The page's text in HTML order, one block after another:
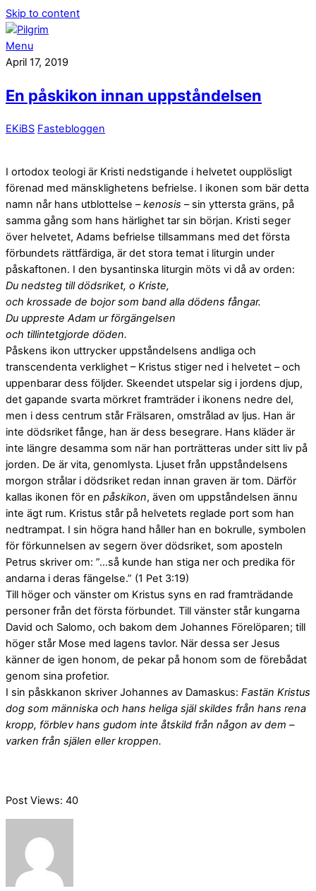
Skip to content
Menu
April 17, 2019
En påskikon innan uppståndelsen
EKiBS Fastebloggen
I ortodox teologi är Kristi nedstigande i helvetet oupplösligt
förenad med mänsklighetens befrielse. I ikonen som bär detta
namn når hans utblottelse –kenosis – sin yttersta gräns, på
samma gång som hans härlighet tar sin början. Kristi seger
över helvetet, Adams befrielse tillsammans med det första
förbundets rättfärdiga, är det stora temat i liturgin under
påskaftonen. I den bysantinska liturgin möts vi då av orden:
Du nedsteg till dödsriket, o Kriste,
och krossade de bojor som band alla dödens fångar.
Du uppreste Adam ur förgängelsen
och tillintetgjorde döden.
Påskens ikon uttrycker uppståndelsens andliga och
transcendenta verklighet – Kristus stiger ned i helvetet – och
uppenbarar dess följder. Skeendet utspelar sig i jordens djup,
det gapande svarta mörkret framträder i ikonens nedre del,
men i dess centrum står Frälsaren, omstrålad av ljus. Han är
inte dödsriket fånge, han är dess besegrare. Hans kläder är
inte längre desamma som när han porträtteras under sitt liv på
jorden. De är vita, genomlysta. Ljuset från uppståndelsens
morgon strålar i dödsriket redan innan graven är tom. Därför
kallas ikonen för en påskikon, även om uppståndelsen ännu
inte ägt rum. Kristus står på helvetets reglade port som han
nedtrampat. I sin högra hand håller han en bokrulle, symbolen
för förkunnelsen av segern över dödsriket, som aposteln
Petrus skriver om: ”…så kunde han stiga ner och predika för
andarna i deras fängelse.” (1 Pet 3:19)
Till höger och vänster om Kristus syns en rad framträdande
personer från det första förbundet. Till vänster står kungarna
David och Salomo, och bakom dem Johannes Förelöparen; till
höger står Mose med lagens tavlor. När dessa ser Jesus
känner de igen honom, de pekar på honom som de förebådat
genom sina profetior.
I sin påskkanon skriver Johannes av Damaskus: Fastän Kristus
dog som människa och hans heliga själ skildes från hans rena
kropp, förblev hans gudom inte åtskild från någon av dem –
varken från själen eller kroppen.
Post Views: 40